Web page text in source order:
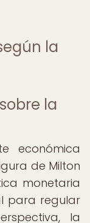
la
la
económica
de Milton
monetaria
para regular
la